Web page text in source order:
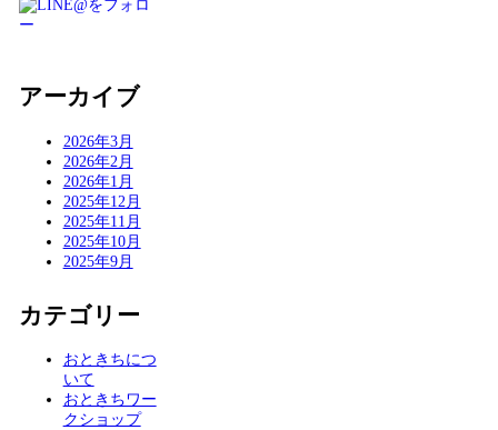
アーカイブ
2026年3月
2026年2月
2026年1月
2025年12月
2025年11月
2025年10月
2025年9月
カテゴリー
おときちにつ
いて
おときちワー
クショップ